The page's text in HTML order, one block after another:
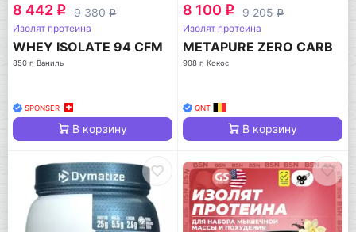
8 442 q 9 380q
Изолят протеина
WHEY ISOLATE 94 CFM
850 г, Ваниль
SPONSER
В корзину
8 100 q 9 205q
Изолят протеина
METAPURE ZERO CARB
908 г, Кокос
QNT
В корзину